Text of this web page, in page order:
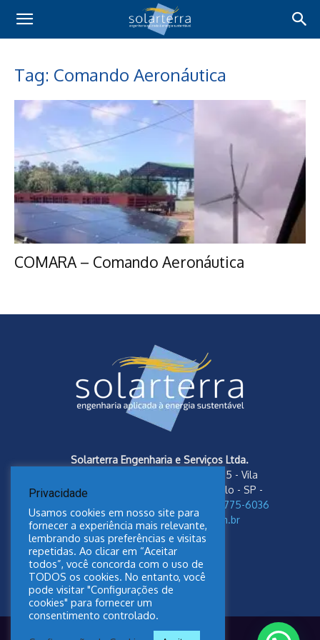
Tag: Comando Aeronáutica
COMARA – Comando Aeronáutica
Solarterra Engenharia e Serviços Ltda.
Av. das Nações Unidas, 18.801 cj 1805 - Vila
Almeida - CEP: 04795-100 - São Paulo - SP -
Whatsapp 11 93775-6036
e-mail:contato@solarterra.com.br
Política de Privacidade Solarterra
Privacidade
Usamos cookies em nosso site para
fornecer a experiência mais relevante,
lembrando suas preferências e visitas
repetidas. Ao clicar em “Aceitar
todos”, você concorda com o uso de
TODOS os cookies. No entanto, você
pode visitar "Configurações de
cookies" para fornecer um
consentimento controlado.